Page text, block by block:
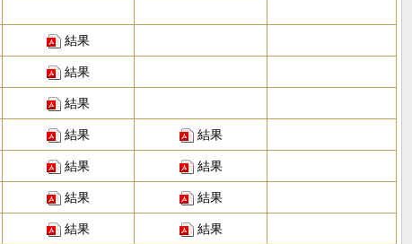
結果
結果
結果
結果 結果
結果 結果
結果 結果
結果 結果